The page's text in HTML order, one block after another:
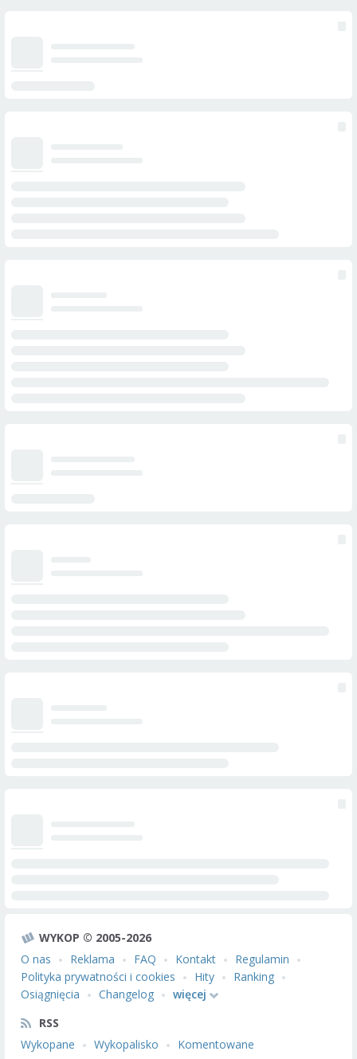
WYKOP © 2005-2026
O nas
Reklama FAQ Kontakt
Regulamin
Polityka prywatności i cookies
Hity
Ranking
Osiągnięcia
Changelog
więcej
RSS
Wykopane
Wykopalisko Komentowane